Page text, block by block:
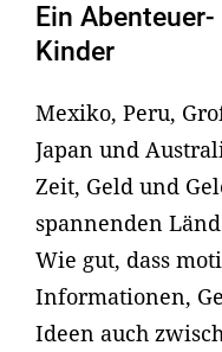
Ein
Kinder
Mexiko, Peru,
Japan und
Zeit, Geld und
spannenden
Wie gut, dass
Informationen,
Ideen auch